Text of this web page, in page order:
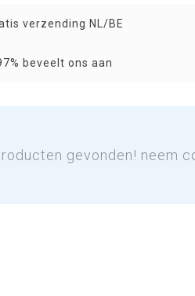
verzending NL/BE
beveelt ons aan
gevonden! neem